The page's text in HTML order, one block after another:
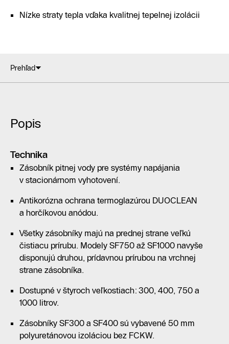
Nízke straty tepla vďaka kvalitnej tepelnej izolácii
Prehľad
Popis
Technika
Zásobník pitnej vody pre systémy napájania
v stacionárnom vyhotovení.
Antikorózna ochrana termoglazúrou DUOCLEAN
a horčíkovou anódou.
Všetky zásobníky majú na prednej strane veľkú
čistiacu prírubu. Modely SF750 až SF1000 navyše
disponujú druhou, prídavnou prírubou na vrchnej
strane zásobníka.
Dostupné v štyroch veľkostiach: 300, 400, 750 a
1000 litrov.
Zásobníky SF300 a SF400 sú vybavené 50 mm
polyuretánovou izoláciou bez FCKW.